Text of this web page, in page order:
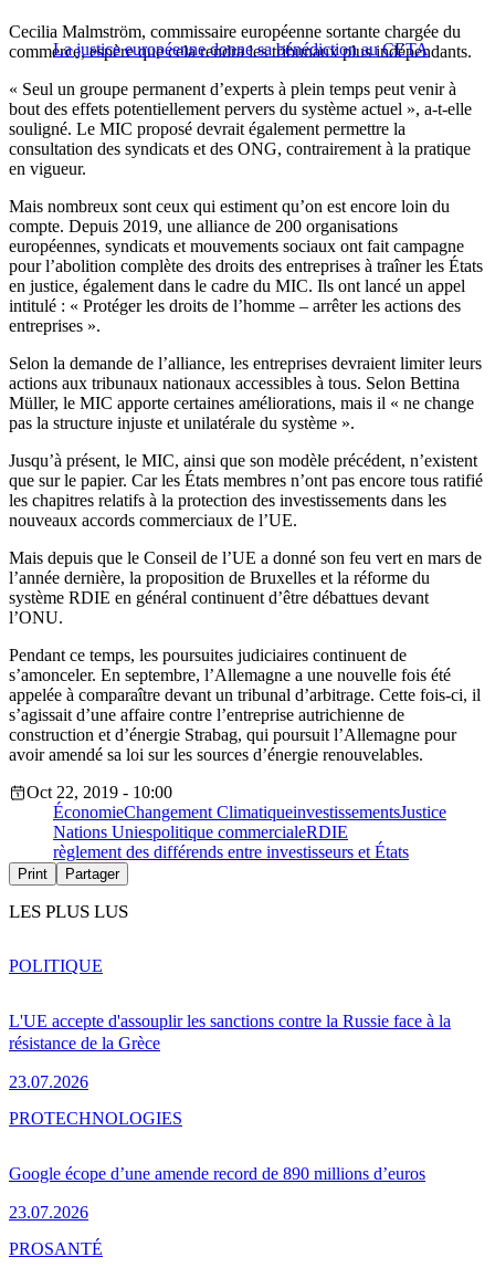
La justice européenne donne sa bénédiction au CETA
Cecilia Malmström, commissaire européenne sortante chargée du
commerce, espère que cela rendra les tribunaux plus indépendants.
« Seul un groupe permanent d’experts à plein temps peut venir à
bout des effets potentiellement pervers du système actuel », a-t-elle
souligné. Le MIC proposé devrait également permettre la
consultation des syndicats et des ONG, contrairement à la pratique
en vigueur.
Mais nombreux sont ceux qui estiment qu’on est encore loin du
compte. Depuis 2019, une alliance de 200 organisations
européennes, syndicats et mouvements sociaux ont fait campagne
pour l’abolition complète des droits des entreprises à traîner les États
en justice, également dans le cadre du MIC. Ils ont lancé un appel
intitulé : « Protéger les droits de l’homme – arrêter les actions des
entreprises ».
Selon la demande de l’alliance, les entreprises devraient limiter leurs
actions aux tribunaux nationaux accessibles à tous. Selon Bettina
Müller, le MIC apporte certaines améliorations, mais il « ne change
pas la structure injuste et unilatérale du système ».
Jusqu’à présent, le MIC, ainsi que son modèle précédent, n’existent
que sur le papier. Car les États membres n’ont pas encore tous ratifié
les chapitres relatifs à la protection des investissements dans les
nouveaux accords commerciaux de l’UE.
Mais depuis que le Conseil de l’UE a donné son feu vert en mars de
l’année dernière, la proposition de Bruxelles et la réforme du
système RDIE en général continuent d’être débattues devant
l’ONU.
Pendant ce temps, les poursuites judiciaires continuent de
s’amonceler. En septembre, l’Allemagne a une nouvelle fois été
appelée à comparaître devant un tribunal d’arbitrage. Cette fois-ci, il
s’agissait d’une affaire contre l’entreprise autrichienne de
construction et d’énergie Strabag, qui poursuit l’Allemagne pour
avoir amendé sa loi sur les sources d’énergie renouvelables.
Oct 22, 2019 - 10:00
ÉconomieChangement ClimatiqueinvestissementsJustice
Nations Uniespolitique commercialeRDIE
règlement des différends entre investisseurs et États
Print Partager
LES PLUS LUS
L'UE accepte d'assouplir les sanctions contre la Russie face à la
résistance de la Grèce
23.07.2026
POLITIQUE
Google écope d’une amende record de 890 millions d’euros
23.07.2026
PROTECHNOLOGIES
PROSANTÉ